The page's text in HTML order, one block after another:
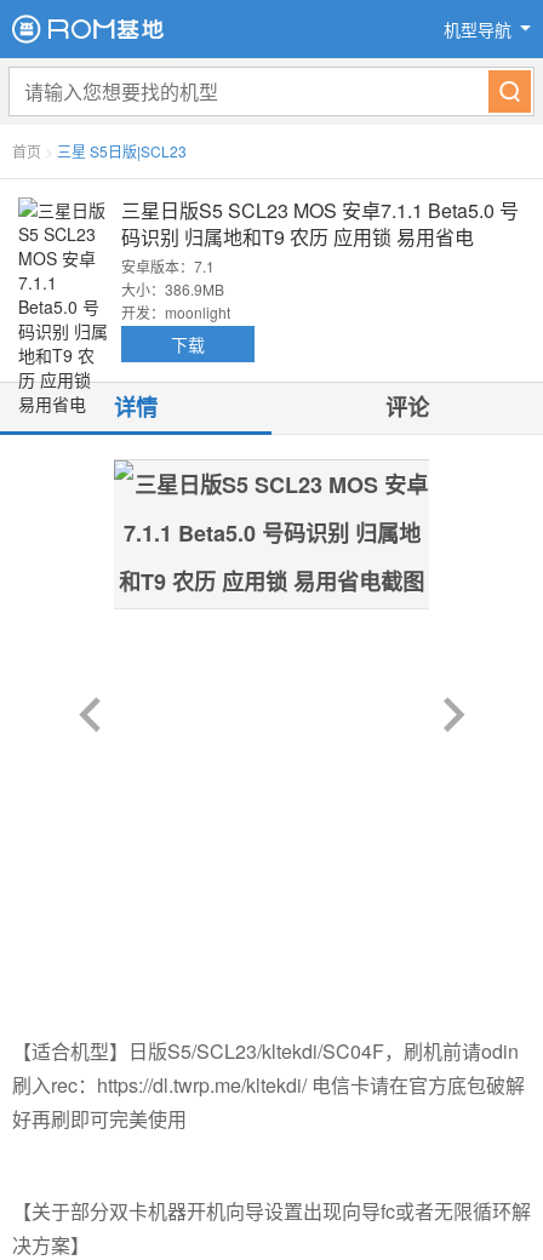
机型导航
首页 > 三星 S5日版|SCL23
三星日版S5 SCL23 MOS 安卓7.1.1 Beta5.0 号
码识别 归属地和T9 农历 应用锁 易用省电
安卓版本：7.1
大小：386.9MB
开发：moonlight
下载
详情 评论
【适合机型】日版S5/SCL23/kltekdi/SC04F，刷机前请odin
刷入rec：https://dl.twrp.me/kltekdi/ 电信卡请在官方底包破解
好再刷即可完美使用
【关于部分双卡机器开机向导设置出现向导fc或者无限循环解
决方案】